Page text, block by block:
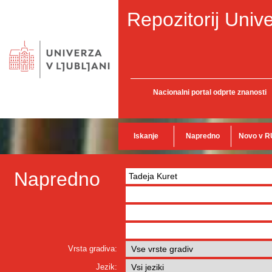
Repozitorij
Nacionalni portal odprte znanosti
Iskanje Napredno Novo v
Napredno
Vrsta gradiva:
Jezik: